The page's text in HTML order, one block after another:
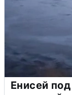
Енисей